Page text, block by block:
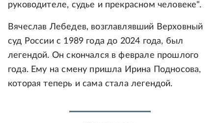
руководителе, судье и прекрасном человеке".
Вячеслав Лебедев, возглавлявший Верховный
суд России с 1989 года до 2024 года, был
легендой. Он скончался в феврале прошлого
года. Ему на смену пришла Ирина Подносова,
которая теперь и сама стала легендой.